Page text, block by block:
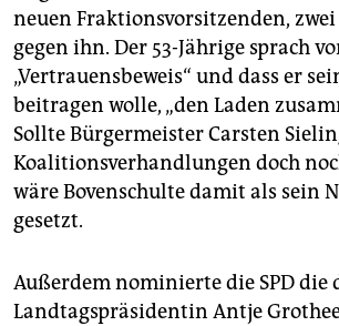
genossenschaft
epaper login
neuen Fraktionsvorsitzenden,
gegen ihn. Der 53-Jährige sprach
„Vertrauensbeweis“ und dass er
beitragen wolle, „den Laden
Sollte Bürgermeister Carsten
Koalitionsverhandlungen doch
wäre Bovenschulte damit als sein
gesetzt.
Außerdem nominierte die SPD die
Landtagspräsidentin Antje